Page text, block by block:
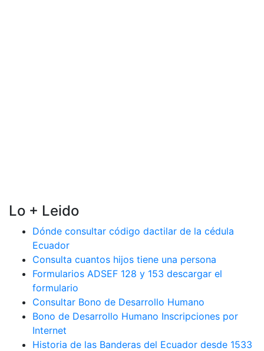
Lo + Leido
Dónde consultar código dactilar de la cédula
Ecuador
Consulta cuantos hijos tiene una persona
Formularios ADSEF 128 y 153 descargar el
formulario
Consultar Bono de Desarrollo Humano
Bono de Desarrollo Humano Inscripciones por
Internet
Historia de las Banderas del Ecuador desde 1533